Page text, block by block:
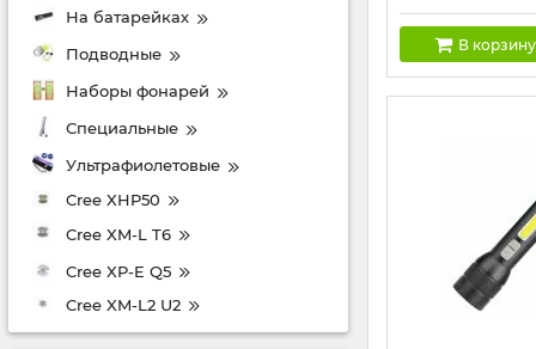
На батарейках
Подводные
Наборы фонарей
Специальные
Ультрафиолетовые
Cree XHP50
Cree XM-L T6
Cree XP-E Q5
Cree XM-L2 U2
В корзину